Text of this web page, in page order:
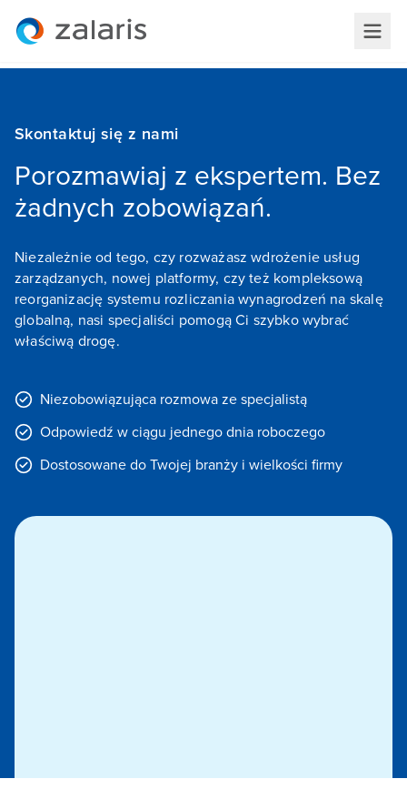
Skontaktuj się z nami
Porozmawiaj z ekspertem. Bez
żadnych zobowiązań.
Niezależnie od tego, czy rozważasz wdrożenie usług
zarządzanych, nowej platformy, czy też kompleksową
reorganizację systemu rozliczania wynagrodzeń na skalę
globalną, nasi specjaliści pomogą Ci szybko wybrać
właściwą drogę.
Niezobowiązująca rozmowa ze specjalistą
Odpowiedź w ciągu jednego dnia roboczego
Dostosowane do Twojej branży i wielkości firmy